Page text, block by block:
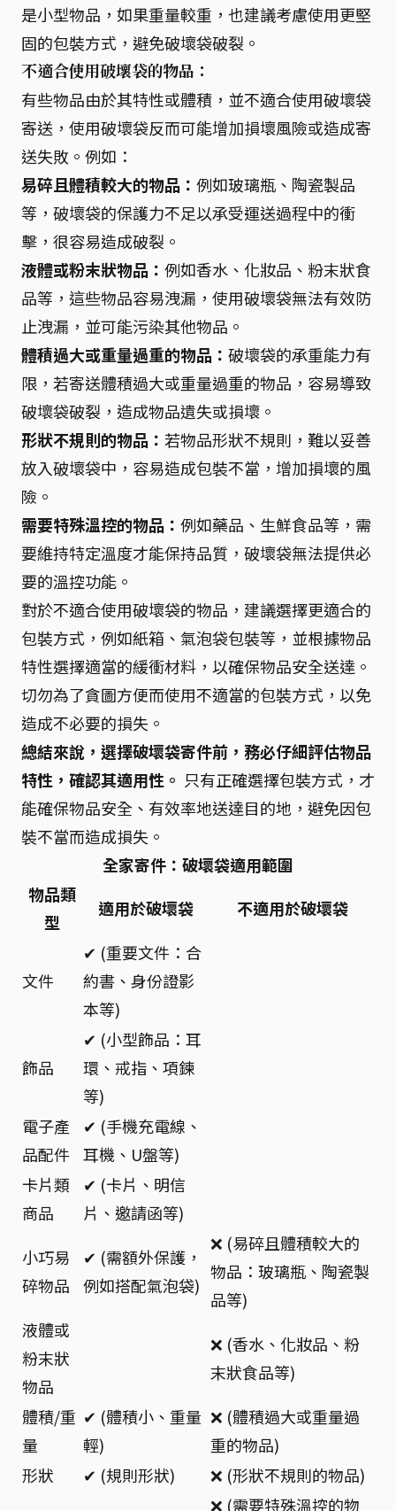
是小型物品，如果重量較重，也建議考慮使用更堅
固的包裝方式，避免破壞袋破裂。
不適合使用破壞袋的物品：
有些物品由於其特性或體積，並不適合使用破壞袋
寄送，使用破壞袋反而可能增加損壞風險或造成寄
送失敗。例如：
易碎且體積較大的物品： 例如玻璃瓶、陶瓷製品
等，破壞袋的保護力不足以承受運送過程中的衝
擊，很容易造成破裂。
液體或粉末狀物品： 例如香水、化妝品、粉末狀食
品等，這些物品容易洩漏，使用破壞袋無法有效防
止洩漏，並可能污染其他物品。
體積過大或重量過重的物品： 破壞袋的承重能力有
限，若寄送體積過大或重量過重的物品，容易導致
破壞袋破裂，造成物品遺失或損壞。
形狀不規則的物品： 若物品形狀不規則，難以妥善
放入破壞袋中，容易造成包裝不當，增加損壞的風
險。
需要特殊溫控的物品： 例如藥品、生鮮食品等，需
要維持特定溫度才能保持品質，破壞袋無法提供必
要的溫控功能。
對於不適合使用破壞袋的物品，建議選擇更適合的
包裝方式，例如紙箱、氣泡袋包裝等，並根據物品
特性選擇適當的緩衝材料，以確保物品安全送達。
切勿為了貪圖方便而使用不適當的包裝方式，以免
造成不必要的損失。
總結來說，選擇破壞袋寄件前，務必仔細評估物品
特性，確認其適用性。 只有正確選擇包裝方式，才
能確保物品安全、有效率地送達目的地，避免因包
裝不當而造成損失。
全家寄件：破壞袋適用範圍
物品類
型
適用於破壞袋 不適用於破壞袋
文件
✔ (重要文件：合
約書、身份證影
本等)
飾品
✔ (小型飾品：耳
環、戒指、項鍊
等)
電子產
品配件
✔ (手機充電線、
耳機、U盤等)
卡片類
商品
✔ (卡片、明信
片、邀請函等)
小巧易
碎物品
✔ (需額外保護，
例如搭配氣泡袋)
❌ (易碎且體積較大的
物品：玻璃瓶、陶瓷製
品等)
液體或
粉末狀
物品
❌ (香水、化妝品、粉
末狀食品等)
體積/重
量
✔ (體積小、重量
輕)
❌ (體積過大或重量過
重的物品)
形狀
✔ (規則形狀)
❌ (形狀不規則的物品)
❌ (需要特殊溫控的物